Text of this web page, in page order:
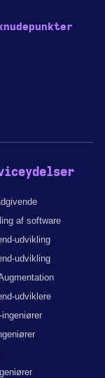
af software
udvikling
udvikling
udviklere
ingeniører